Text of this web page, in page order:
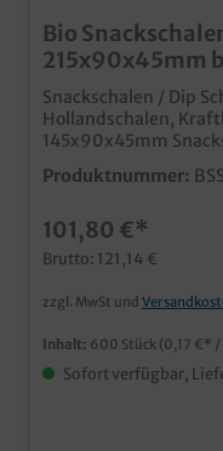
Bio
215x90x45mm
Fettbarriere
Snackschalen / Dip
Hollandschalen,
145x90x45mm
anhängendes
600 Stück im
Kraftkarton mit
Frikandel, Nachos
dippenpraktische
Gastronomie, Imbiss
Produktnummer:
101,80 €*
Brutto: 121,14 €
zzgl. MwSt und
Inhalt: 600 Stück (0,17 €* /
Sofort verfügbar,